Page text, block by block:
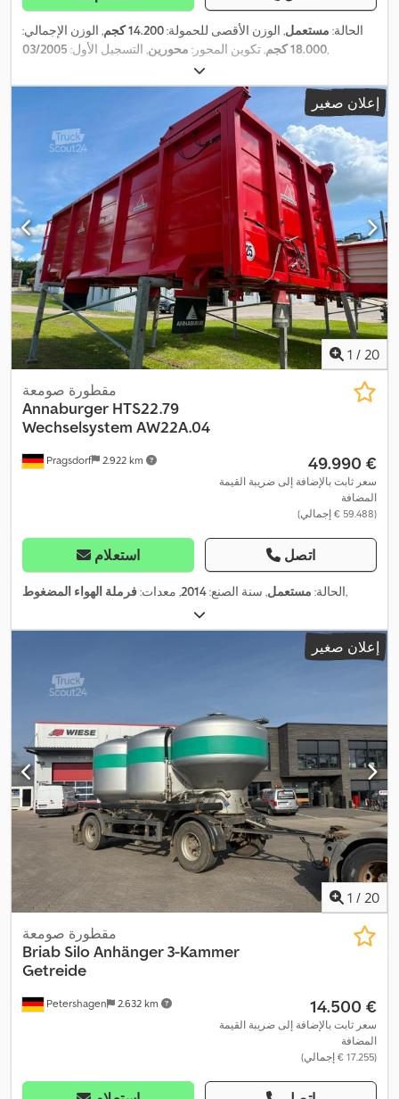
الحالة: مستعمل, الوزن الأقصى للحمولة:14.200 كجم
, الوزن الإجمالي:
18.000 كجم
, تكوين المحور: محورين, التسجيل الأول: 03/2005 ,
إعلان صغير
1 / 20
Pragsdorf 2.922 km
مقطورة صومعة
Annaburger HTS22.79
Wechselsystem AW22A.04
‏49.990 €
سعر ثابت بالإضافة إلى ضريبة القيمة
المضافة
(‏59.488 € إجمالي)
استعلام اتصل
الحالة: مستعمل, سنة الصنع:2014, معدات:فرملة الهواء المضغوط ,
إعلان صغير
1 / 20
Petershagen 2.632 km
مقطورة صومعة
Briab Silo Anhänger 3-Kammer
Getreide
‏14.500 €
سعر ثابت بالإضافة إلى ضريبة القيمة
المضافة
(‏17.255 € إجمالي)